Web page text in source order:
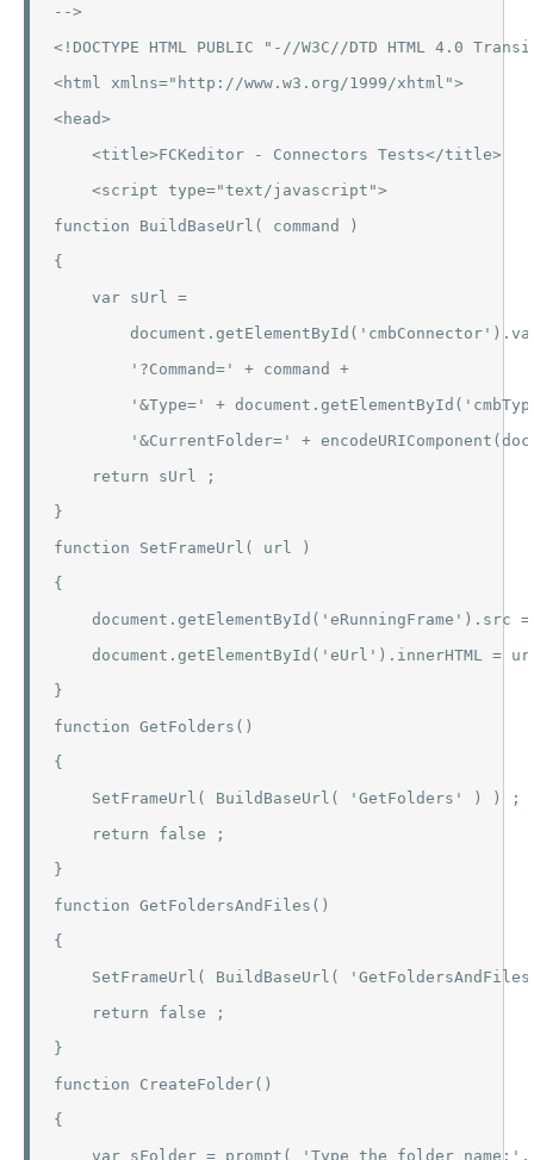
-->
<!DOCTYPE HTML PUBLIC "-//W3C//DTD HTML 4.0
<html xmlns="http://www.w3.org/1999/xhtml">
<head>
<title>FCKeditor - Connectors Tests</title>
<script type="text/javascript">
function BuildBaseUrl( command )
{
var sUrl =
'?Command=' + command +
'&Type=' +
'&CurrentFolder=' +
return sUrl ;
}
function SetFrameUrl( url )
{
document.getElementById('eRunningFrame').src
document.getElementById('eUrl').innerHTML =
}
function GetFolders()
{
SetFrameUrl( BuildBaseUrl( 'GetFolders' ) ) ;
return false ;
}
function GetFoldersAndFiles()
{
SetFrameUrl( BuildBaseUrl(
return false ;
}
function CreateFolder()
{
var sFolder = prompt( 'Type the folder